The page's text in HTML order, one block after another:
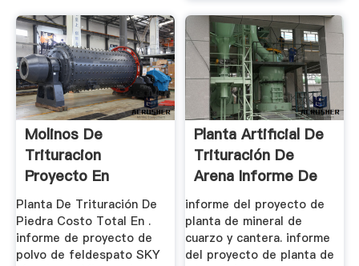
Molinos De
Trituracion
Proyecto En
RajasTPHan
Planta De Trituración De
Piedra Costo Total En .
informe de proyecto de
polvo de feldespato SKY
Planta Artificial De
Trituración De
Arena Informe De
Proyecto
informe del proyecto de
planta de mineral de
cuarzo y cantera. informe
del proyecto de planta de